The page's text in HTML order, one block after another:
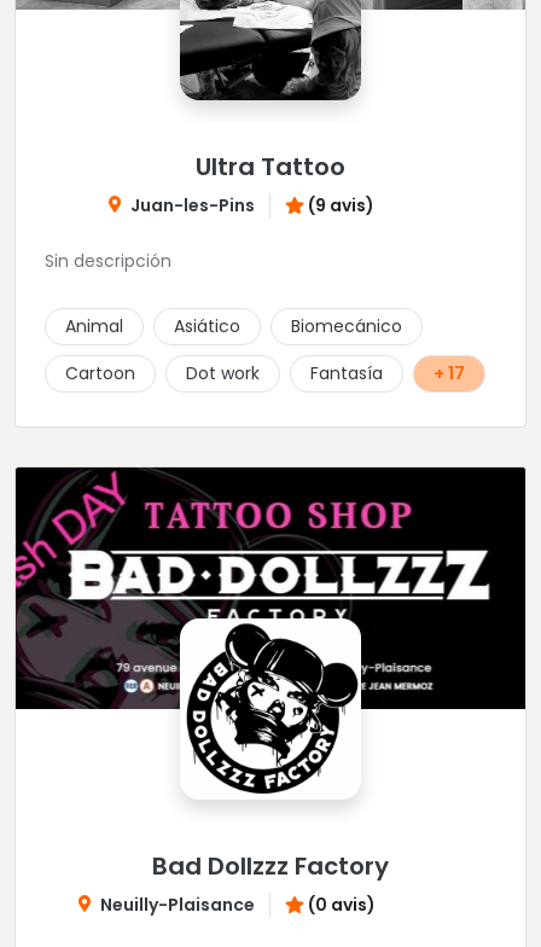
Ultra Tattoo
Juan-les-Pins (9 avis)
Sin descripción
Animal Asiático
Biomecánico
Cartoon
Dot work Fantasía + 17
Bad Dollzzz Factory
Neuilly-Plaisance (0 avis)